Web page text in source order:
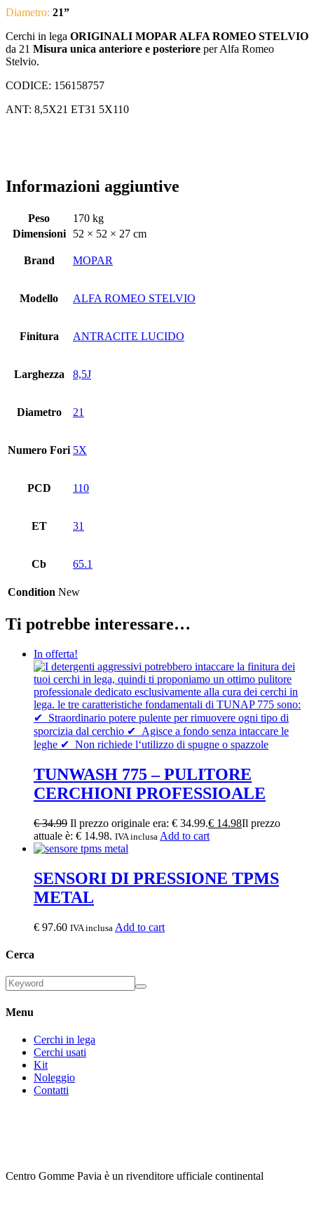
Diametro: 21”
Cerchi in lega ORIGINALI MOPAR ALFA ROMEO STELVIO
da 21 Misura unica anteriore e posteriore per Alfa Romeo
Stelvio.
CODICE: 156158757
ANT: 8,5X21 ET31 5X110
Informazioni aggiuntive
Peso
170 kg
Dimensioni
52 × 52 × 27 cm
Brand MOPAR
Modello ALFA ROMEO STELVIO
Finitura ANTRACITE LUCIDO
Larghezza 8,5J
Diametro 21
Numero Fori 5X
PCD 110
ET 31
Cb 65.1
Condition New
Ti potrebbe interessare…
In offerta!
TUNWASH 775 – PULITORE
CERCHIONI PROFESSIOALE
€34.99 Il prezzo originale era: € 34.99.€ 14.98Il prezzo
attuale è: € 14.98. IVA inclusa Add to cart
SENSORI DI PRESSIONE TPMS
METAL
€ 97.60 IVA inclusa Add to cart
Cerca
Menu
Cerchi in lega
Cerchi usati
Kit
Noleggio
Contatti
Centro Gomme Pavia è un rivenditore ufficiale continental